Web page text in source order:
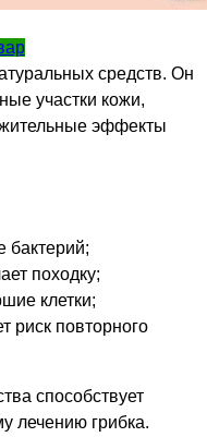
средств. Он
участки кожи,
эффекты
бактерий;
походку;
клетки;
риск повторного
способствует
лечению грибка.